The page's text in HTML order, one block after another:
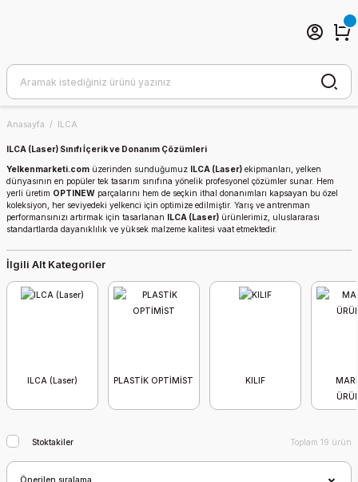
Anasayfa ILCA
ILCA (Laser) Sınıfı İçerik ve Donanım Çözümleri
Yelkenmarketi.com üzerinden sunduğumuz ILCA (Laser) ekipmanları, yelken
dünyasının en popüler tek tasarım sınıfına yönelik profesyonel çözümler sunar. Hem
yerli üretim OPTINEW parçalarını hem de seçkin ithal donanımları kapsayan bu özel
koleksiyon, her seviyedeki yelkenci için optimize edilmiştir. Yarış ve antrenman
performansınızı artırmak için tasarlanan ILCA (Laser) ürünlerimiz, uluslararası
standartlarda dayanıklılık ve yüksek malzeme kalitesi vaat etmektedir.
İlgili Alt Kategoriler
ILCA (Laser) PLASTİK OPTİMİST KILIF
Stoktakiler Toplam 19 ürün